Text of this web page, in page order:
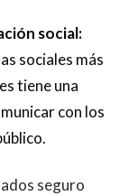
social:
sociales más
tiene una
con los
seguro